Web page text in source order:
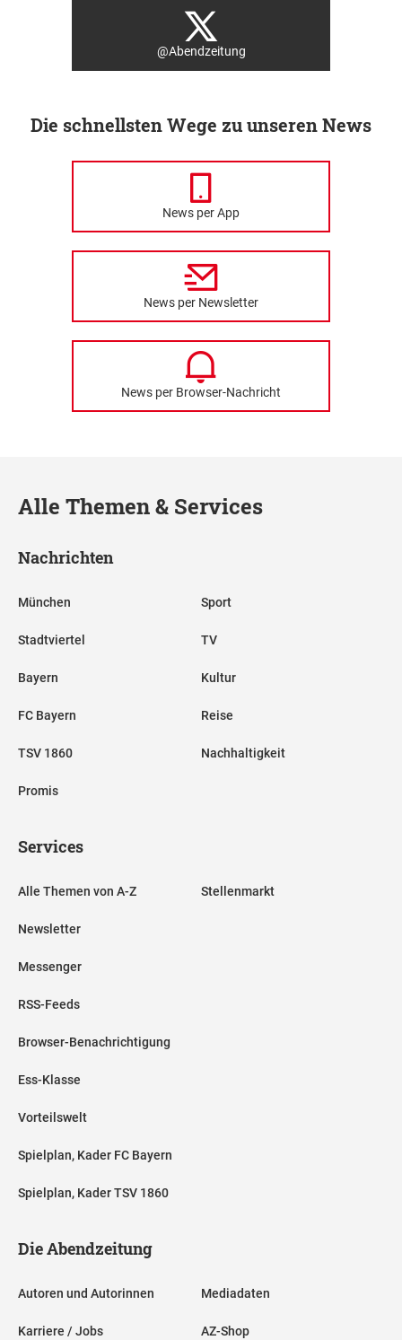
@Abendzeitung
Die schnellsten Wege zu unseren News
News per App
News per Newsletter
News per Browser-Nachricht
Alle Themen & Services
Nachrichten
München
Stadtviertel
Bayern
FC Bayern
TSV 1860
Promis
Sport
TV
Kultur
Reise
Nachhaltigkeit
Services
Alle Themen von A-Z
Newsletter
Messenger
RSS-Feeds
Browser-Benachrichtigung
Ess-Klasse
Vorteilswelt
Spielplan, Kader FC Bayern
Spielplan, Kader TSV 1860
Stellenmarkt
Die Abendzeitung
Autoren und Autorinnen
Karriere / Jobs
Mediadaten
AZ-Shop